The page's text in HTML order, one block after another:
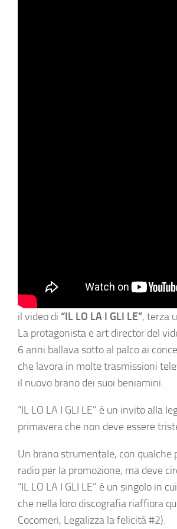
il video di “IL LO LA I GLI LE”, terza
La protagonista e art director del
6 anni ballava sotto al palco ai
che lavora in molte trasmissioni
il nuovo brano dei suoi beniamini.
“IL LO LA I GLI LE” è un invito alla
primavera che non deve essere
Un brano strumentale, con
radio per la promozione, ma deve
“IL LO LA I GLI LE” è un singolo in
che nella loro discografia riaffiora
Cocomeri, Legalizza la felicità #2).